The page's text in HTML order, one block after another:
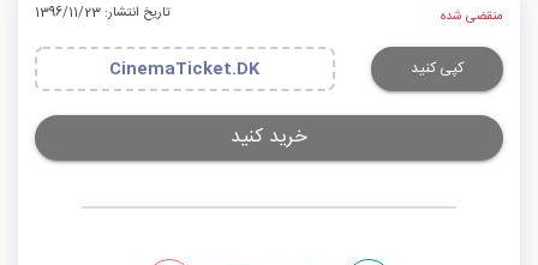
منقضی شده تاریخ انتشار: 1396/11/23
کپی کنید CinemaTicket.DK
خرید کنید